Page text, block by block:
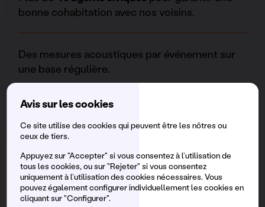
bonne cohabitation avec nos voisins.
Des mesures acoustiques par événement sur
une base régulière.
Social Fooding est la fondation du festival qui
vise à réduire la faim à Barcelone en collectant
les excédents alimentaires des restaurants
collaborateurs et en les distribuant, par
l’intermédiaire de bénévoles, à diverses
associations et ONG de la ville. Nous avons
récupéré plus de 37 tonnes de nourriture.
Avis sur les cookies
Ce site utilise des cookies qui peuvent être les nôtres ou
ceux de tiers.
Appuyez sur "Accepter" si vous consentez à l’utilisation de
tous les cookies, ou sur "Rejeter" si vous consentez
uniquement à l’utilisation des cookies nécessaires. Vous
pouvez également configurer individuellement les cookies en
cliquant sur "Configurer".